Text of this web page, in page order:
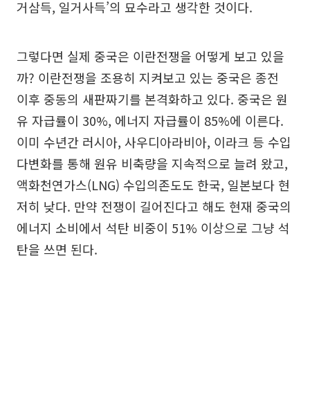
거삼득, 일거사득’의 묘수라고 생각한 것이다.
그렇다면 실제 중국은 이란전쟁을 어떻게 보고 있을
까? 이란전쟁을 조용히 지켜보고 있는 중국은 종전
이후 중동의 새판짜기를 본격화하고 있다. 중국은 원
유 자급률이 30%, 에너지 자급률이 85%에 이른다.
이미 수년간 러시아, 사우디아라비아, 이라크 등 수입
다변화를 통해 원유 비축량을 지속적으로 늘려 왔고,
액화천연가스(LNG) 수입의존도도 한국, 일본보다 현
저히 낮다. 만약 전쟁이 길어진다고 해도 현재 중국의
에너지 소비에서 석탄 비중이 51% 이상으로 그냥 석
탄을 쓰면 된다.